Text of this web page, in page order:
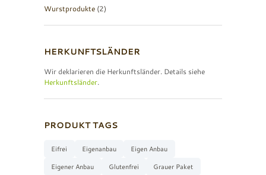
Wurstprodukte (2)
HERKUNFTSLÄNDER
Wir deklarieren die Herkunftsländer. Details siehe
Herkunftsländer.
PRODUKT TAGS
Eifrei Eigenanbau
Eigen Anbau
Eigener Anbau
Glutenfrei
Grauer Paket